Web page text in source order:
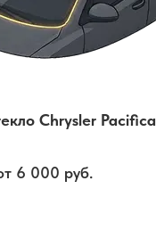
Chrysler Pacifica
6 000 руб.